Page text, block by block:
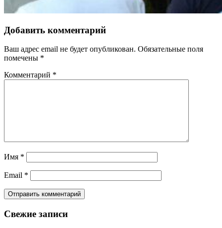
Добавить комментарий
Ваш адрес email не будет опубликован. Обязательные поля
помечены *
Комментарий *
Имя *
Email *
Свежие записи